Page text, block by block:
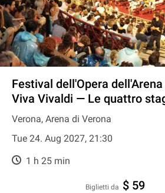
Festival dell'Opera
Viva Vivaldi — Le quattro
Verona, Arena di Verona
Tue 24. Aug 2027, 21:30
1 h 25 min
Biglietti da $ 59